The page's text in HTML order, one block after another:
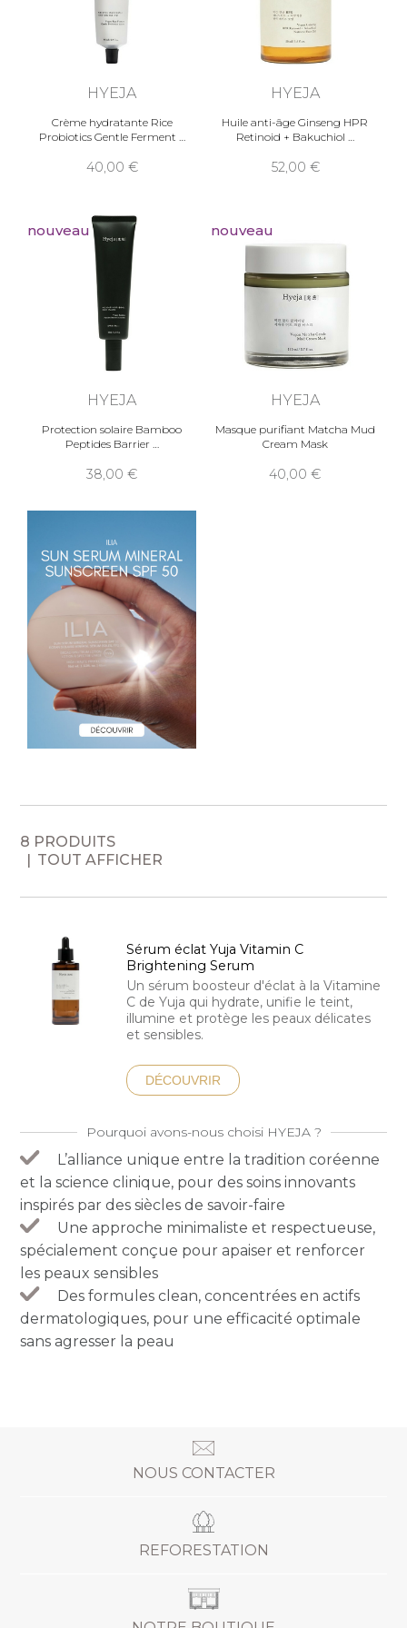
HYEJA
Crème hydratante Rice
Probiotics Gentle Ferment
40,00
HYEJA
Huile anti-âge Ginseng HPR
Retinoid + Bakuchiol
52,00
nouveau
HYEJA
Protection solaire Bamboo
Peptides Barrier
38,00
nouveau
HYEJA
Masque purifiant Matcha Mud
Cream Mask
40,00
8 PRODUITS
TOUT AFFICHER
Sérum éclat Yuja Vitamin C
Brightening Serum
Un sérum boosteur d'éclat à la Vitamine
C de Yuja qui hydrate, unifie le teint,
illumine et protège les peaux délicates
et sensibles.
DÉCOUVRIR
Pourquoi avons-nous choisi HYEJA ?
L’alliance unique entre la tradition coréenne
et la science clinique, pour des soins innovants
inspirés par des siècles de savoir-faire
Une approche minimaliste et respectueuse,
spécialement conçue pour apaiser et renforcer
les peaux sensibles
Des formules clean, concentrées en actifs
dermatologiques, pour une efficacité optimale
sans agresser la peau
NOUS CONTACTER
REFORESTATION